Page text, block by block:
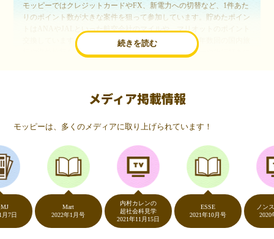
続きを読む
モッピーではクレジットカードやFX、新電力への切替など、1件あた
りのポイント数が大きな案件を狙って参加しています。貯めたポイン
交換しています。このようにすることで、ほぼ無料で年数回の国内旅
行や海外旅行を実現しています。モッピーは陸マイラーや旅行好きに
いつものネットショッピングが、モッピーでお得
（20代・女性）
友達に勧められてモッピーをはじめました。空いた時間にスマホで買
い物をすることが多いのですが、モッピーを経由するだけでショップ
のポイントとモッピーのポイントが二重で貯まることを知り、ビック
リ…！いつものネットショッピングをモッピーを経由するだけでポイ
ントが貯まるなんて…もっと早く教えてほしかった～！貯まったポイ
ントはギフト券に交換して、プチ贅沢を楽しんでます♪
メディア掲載情報
モッピーは、多くのメディアに取り上げられています！
2022年1月号
内村カレンの
超社会科見学
2021年11月15日
2021年10月号
ノンストッ
2020年5月7